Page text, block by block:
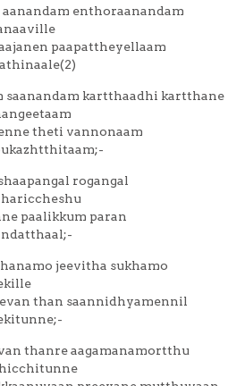
aanandam enthoraanandam
paapattheyellaam
saanandam kartthaadhi kartthane
theti vannonaam
rogangal
paalikkum paran
jeevitha sukhamo
than saannidhyamennil
thanre aagamanamortthu